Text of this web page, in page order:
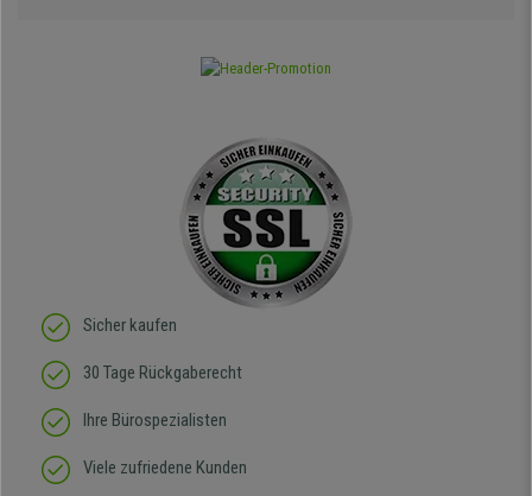
Sicher kaufen
30 Tage Rückgaberecht
Ihre Bürospezialisten
Viele zufriedene Kunden